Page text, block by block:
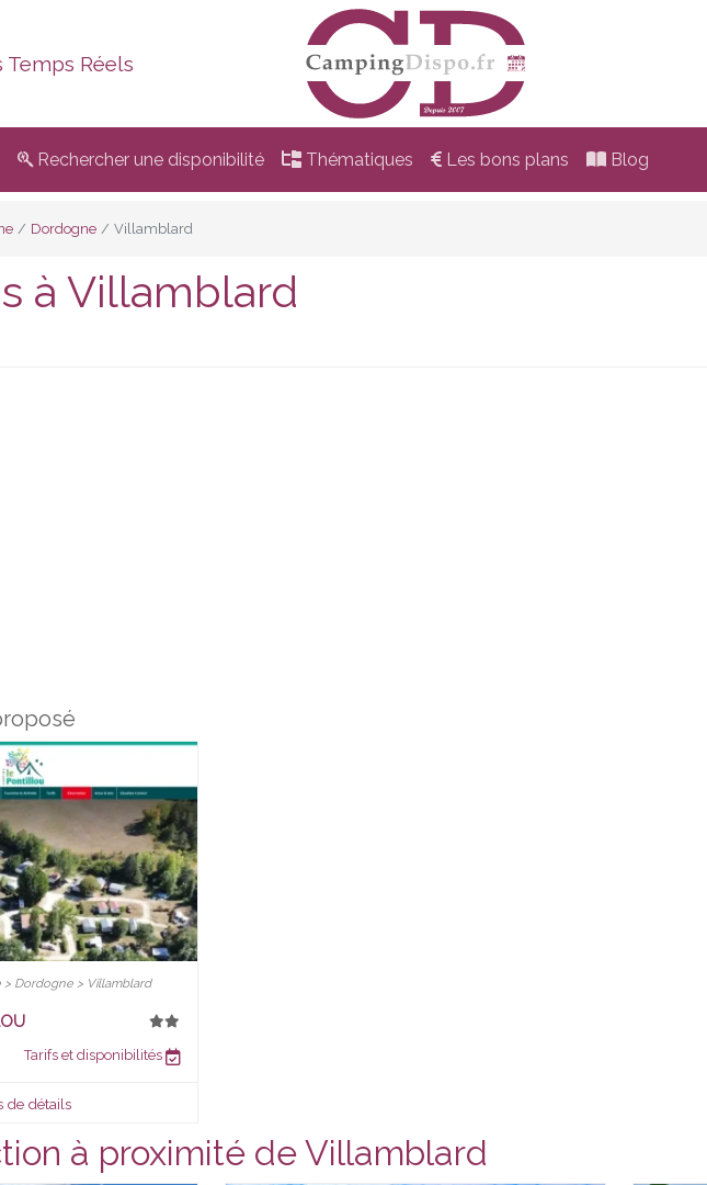
Réels
Rechercher une disponibilité Thématiques Les bons plans Blog
Dordogne Villamblard
à Villamblard
Dordogne > Villamblard
Tarifs et disponibilités
de détails
à proximité de Villamblard